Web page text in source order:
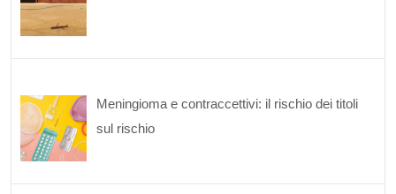
Meningioma e contraccettivi: il rischio dei titoli
sul rischio